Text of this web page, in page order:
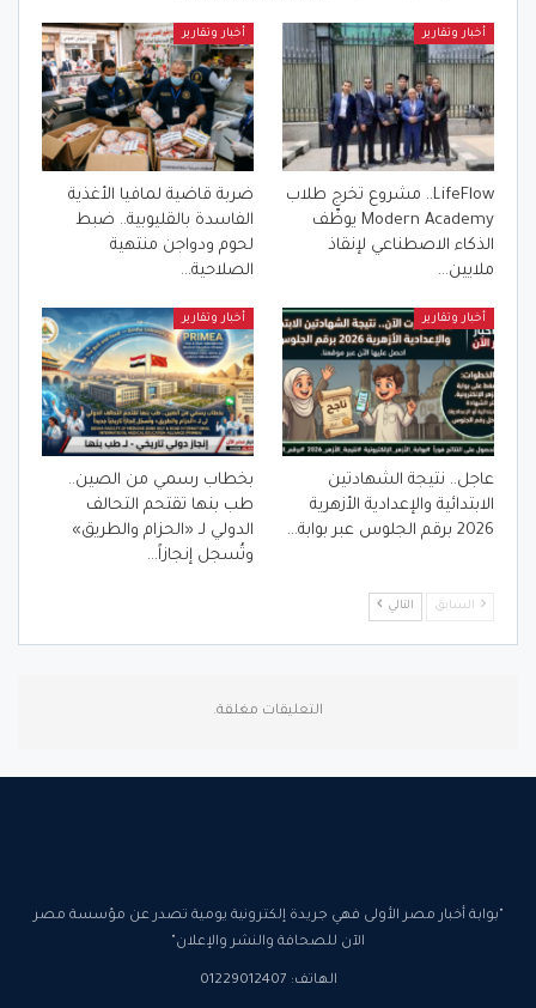
أخبار وتقارير
LifeFlow.. مشروع تخرج طلاب
Modern Academy يوظّف
الذكاء الاصطناعي لإنقاذ
ملايين…
أخبار وتقارير
ضربة قاضية لمافيا الأغذية
الفاسدة بالقليوبية.. ضبط
لحوم ودواجن منتهية
الصلاحية…
أخبار وتقارير
عاجل.. نتيجة الشهادتين
الابتدائية والإعدادية الأزهرية
2026 برقم الجلوس عبر بوابة…
أخبار وتقارير
بخطاب رسمي من الصين..
طب بنها تقتحم التحالف
الدولي لـ «الحزام والطريق»
وتُسجل إنجازاً…
السابق التالي
التعليقات مغلقة.
"بوابة أخبار مصر الأولى فهي جريدة إلكترونية يومية تصدر عن مؤسسة مصر
الآن للصحافة والنشر والإعلان"
الهاتف: 01229012407